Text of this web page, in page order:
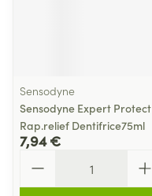
Sensodyne
Sensodyne Expert Protect
Rap.relief Dentifrice75ml
7,94 €